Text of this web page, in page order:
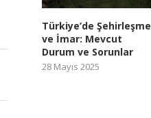
Türkiye’de Şehirleşme
ve İmar: Mevcut
Durum ve Sorunlar
28 Mayıs 2025